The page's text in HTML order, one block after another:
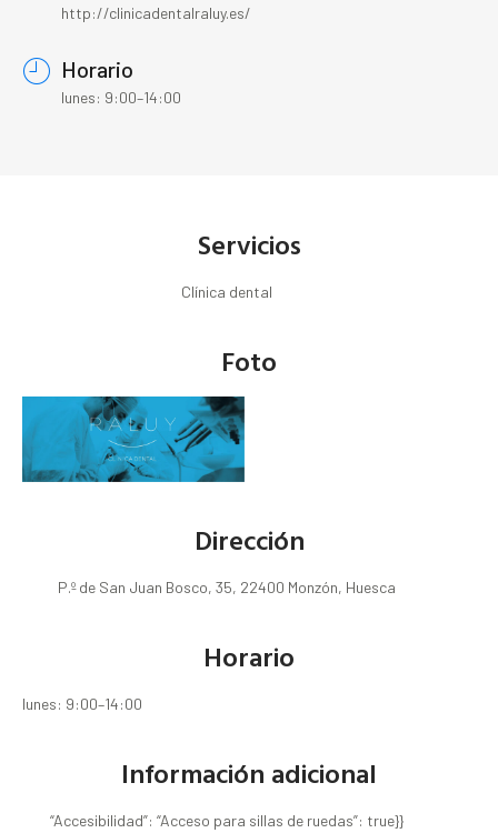
http://clinicadentalraluy.es/
Horario
lunes: 9:00–14:00
Servicios
Clínica dental
Foto
Dirección
P.º de San Juan Bosco, 35, 22400 Monzón, Huesca
Horario
lunes: 9:00–14:00
Información adicional
“Accesibilidad”: “Acceso para sillas de ruedas”: true}}